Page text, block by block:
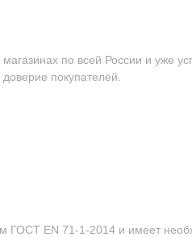
по всей России и уже
покупателей.
ГОСТ EN 71-1-2014 и имеет